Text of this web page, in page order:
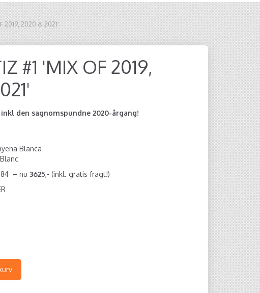
2019, 2020 & 2021'
#1 'MIX OF 2019,
inkl den sagnomspundne 2020-årgang!
Blanca
– nu 3625,- (inkl. gratis fragt!)